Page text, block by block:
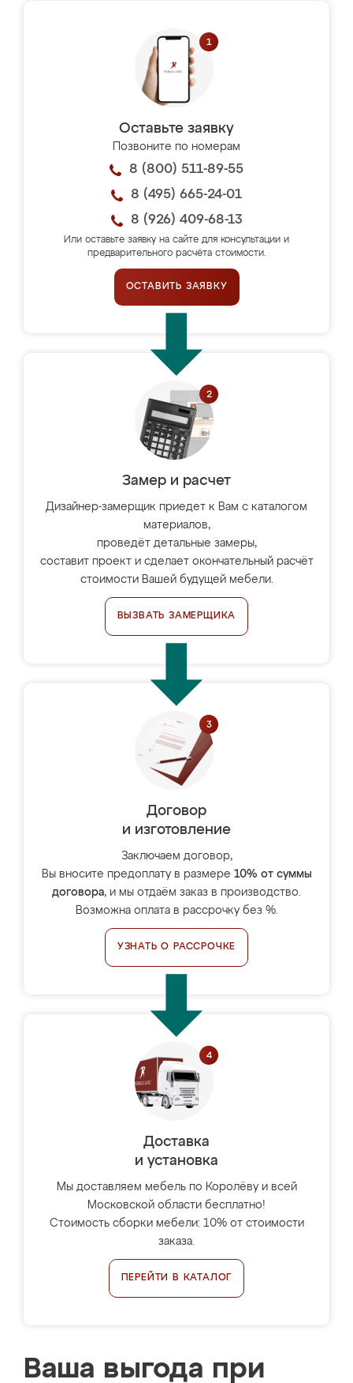
Оставьте заявку
Позвоните по номерам
8 (800) 511-89-55
8 (495) 665-24-01
8 (926) 409-68-13
Или оставьте заявку на сайте для консультации и
предварительного расчёта стоимости.
ОСТАВИТЬ ЗАЯВКУ
Замер и расчет
Дизайнер-замерщик приедет к Вам с каталогом
материалов,
проведёт детальные замеры,
составит проект и сделает окончательный расчёт
стоимости Вашей будущей мебели.
ВЫЗВАТЬ ЗАМЕРЩИКА
Договор
и изготовление
Заключаем договор,
Вы вносите предоплату в размере 10% от суммы
договора, и мы отдаём заказ в производство.
Возможна оплата в рассрочку без %.
УЗНАТЬ О РАССРОЧКЕ
Доставка
и установка
Мы доставляем мебель по Королёву и всей
Московской области бесплатно!
Стоимость сборки мебели: 10% от стоимости
заказа.
ПЕРЕЙТИ В КАТАЛОГ
Ваша выгода при